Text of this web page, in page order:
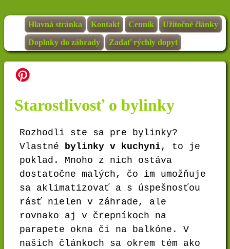
Hlavná stránka Kontakt Cenník Užitočné články
Doplnky do záhrady Zadať rýchly dopyt
Starostlivosť o bylinky
Rozhodli ste sa pre bylinky?
Vlastné
bylinky v kuchyni , to je
poklad. Mnoho z nich ostáva
dostatočne malých, čo im umožňuje
sa aklimatizovať a s úspešnosťou
rásť nielen v záhrade, ale
rovnako aj v črepníkoch na
parapete okna či na balkóne. V
našich článkoch sa okrem tém ako